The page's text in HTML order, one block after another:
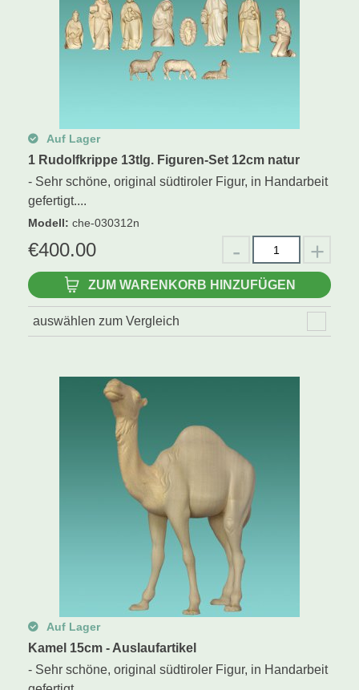
Auf Lager
1 Rudolfkrippe 13tlg. Figuren-Set 12cm natur
- Sehr schöne, original südtiroler Figur, in Handarbeit
gefertigt....
Modell: che-030312n
€400.00
ZUM WARENKORB HINZUFÜGEN
auswählen zum Vergleich
Auf Lager
Kamel 15cm - Auslaufartikel
- Sehr schöne, original südtiroler Figur, in Handarbeit